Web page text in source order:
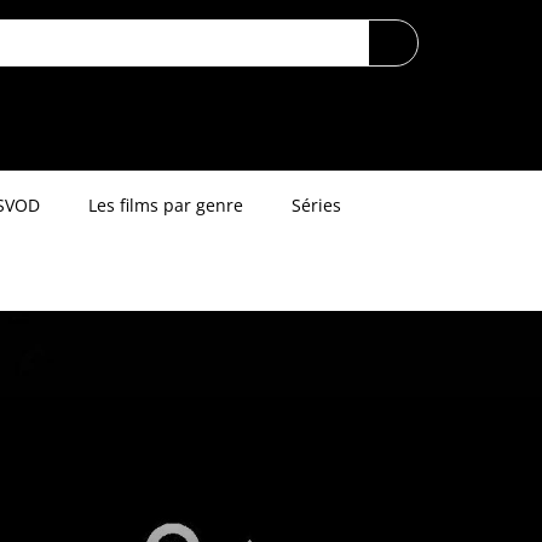
Les films par genre Séries